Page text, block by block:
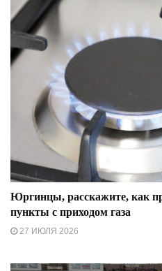
Юргинцы, расскажите, как
пункты с приходом газа
27 ИЮЛЯ 2026